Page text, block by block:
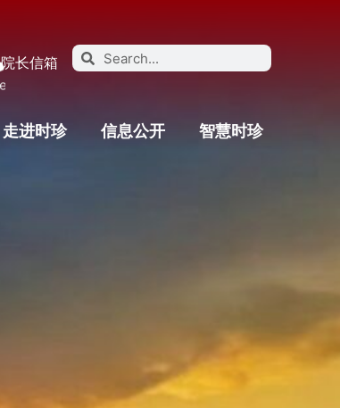
院长信箱
走进时珍 信息公开 智慧时珍